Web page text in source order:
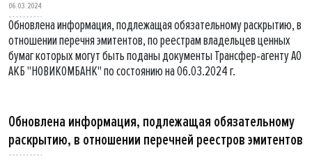
06.03.2024
Обновлена информация, подлежащая обязательному раскрытию, в
отношении перечня эмитентов, по реестрам владельцев ценных
бумаг которых могут быть поданы документы Трансфер-агенту АО
АКБ "НОВИКОМБАНК" по состоянию на 06.03.2024 г.
Обновлена информация, подлежащая обязательному
раскрытию, в отношении перечней реестров эмитентов